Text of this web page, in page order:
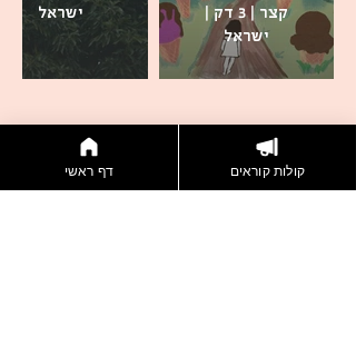
קצר | 3 דק |
ישראל
ישראל
דף ראשי קולות קוראים